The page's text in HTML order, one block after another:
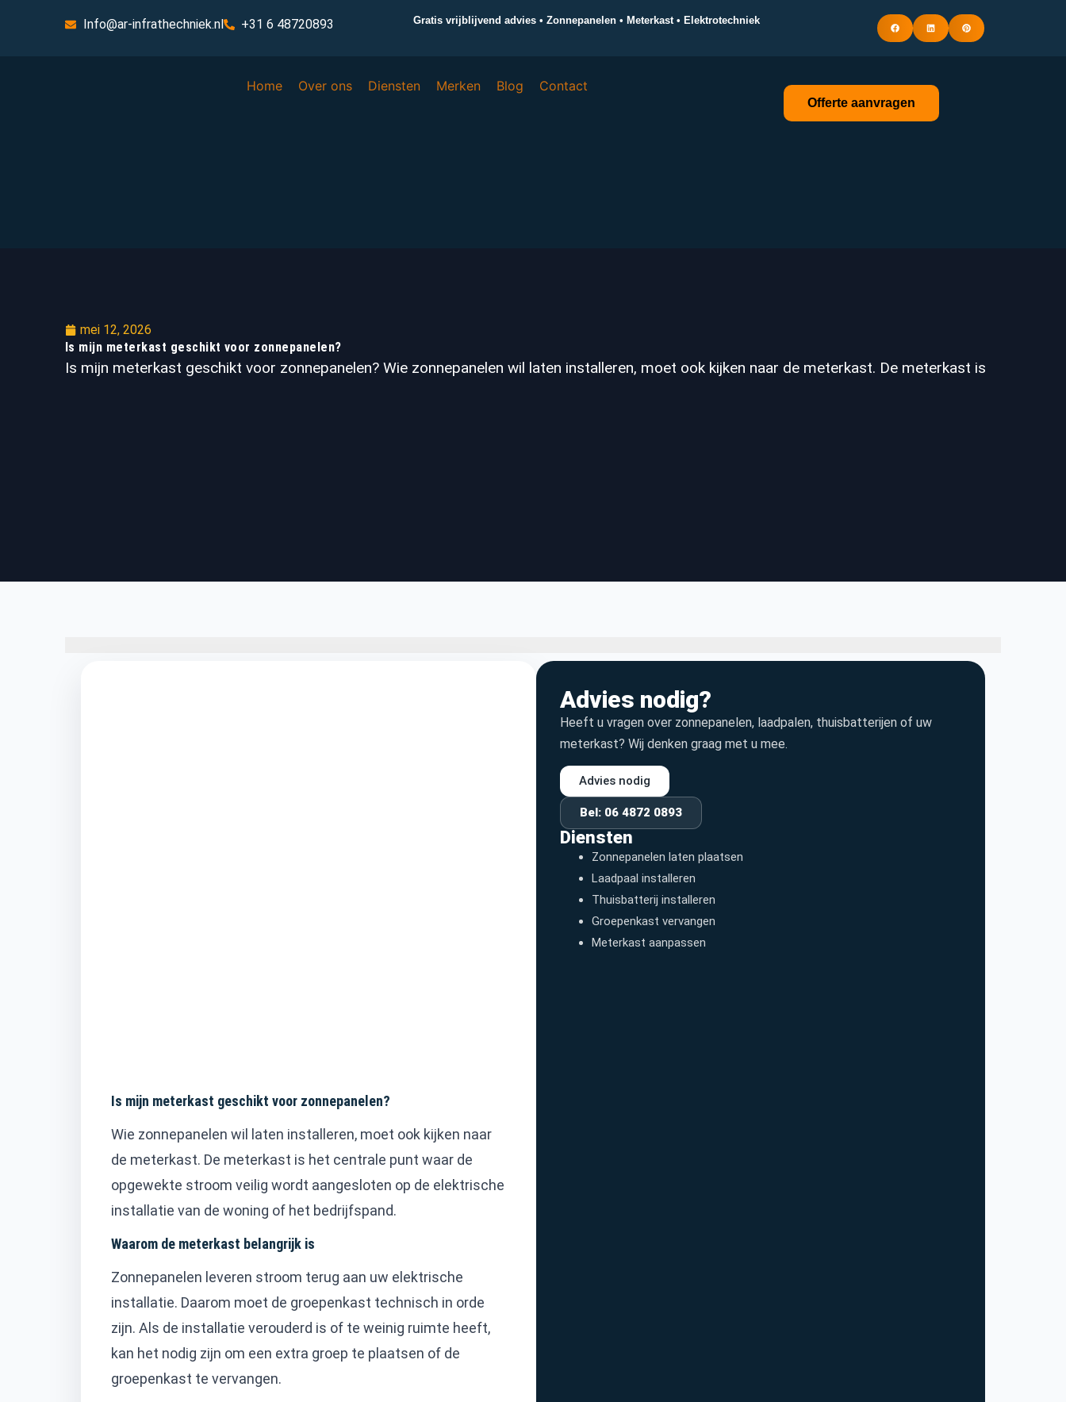
Info@ar-infrathechniek.nl +31 6 48720893 Gratis vrijblijvend advies • Zonnepanelen • Meterkast • Elektrotechniek
Home Over ons Diensten Merken Blog Contact
Offerte aanvragen
mei 12, 2026
Is mijn meterkast geschikt voor zonnepanelen?
Is mijn meterkast geschikt voor zonnepanelen? Wie zonnepanelen wil laten installeren, moet ook kijken naar de meterkast. De meterkast is
Is mijn meterkast geschikt voor zonnepanelen?
Wie zonnepanelen wil laten installeren, moet ook kijken naar
de meterkast. De meterkast is het centrale punt waar de
opgewekte stroom veilig wordt aangesloten op de elektrische
installatie van de woning of het bedrijfspand.
Waarom de meterkast belangrijk is
Zonnepanelen leveren stroom terug aan uw elektrische
installatie. Daarom moet de groepenkast technisch in orde
zijn. Als de installatie verouderd is of te weinig ruimte heeft,
kan het nodig zijn om een extra groep te plaatsen of de
groepenkast te vervangen.
Advies nodig?
Heeft u vragen over zonnepanelen, laadpalen, thuisbatterijen of uw
meterkast? Wij denken graag met u mee.
Advies nodig
Bel: 06 4872 0893
Diensten
Zonnepanelen laten plaatsen
Laadpaal installeren
Thuisbatterij installeren
Groepenkast vervangen
Meterkast aanpassen